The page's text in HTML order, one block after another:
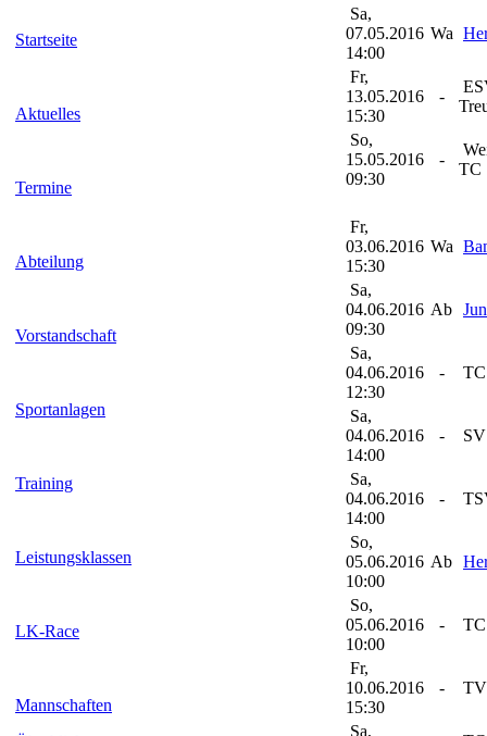
Startseite
Aktuelles
Termine
Abteilung
Vorstandschaft
Sportanlagen
Training
Leistungsklassen
LK-Race
Mannschaften
Sa,
07.05.2016
14:00
Wa
Fr,
13.05.2016
15:30
-
So,
15.05.2016
09:30
-
TC
Fr,
03.06.2016
15:30
Wa
Sa,
04.06.2016
09:30
Ab
Sa,
04.06.2016
12:30
-
Sa,
04.06.2016
14:00
-
Sa,
04.06.2016
14:00
-
So,
05.06.2016
10:00
Ab
So,
05.06.2016
10:00
-
Fr,
10.06.2016
15:30
-
Sa,